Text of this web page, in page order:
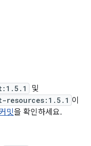
및
resources:1.5.1 이
밋을 확인하세요.